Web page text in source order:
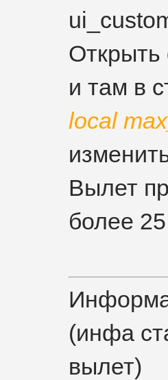
и там в
local
Вылет
более
(инфа
вылет)